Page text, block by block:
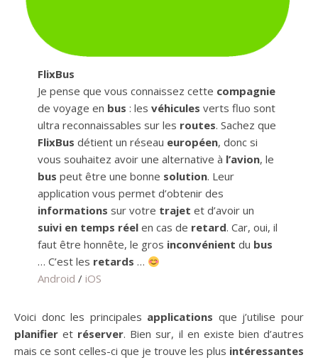
FlixBus
Je pense que vous connaissez cette compagnie
de voyage en bus : les véhicules verts fluo sont
ultra reconnaissables sur les routes. Sachez que
FlixBus détient un réseau européen, donc si
vous souhaitez avoir une alternative à l’avion, le
bus peut être une bonne solution. Leur
application vous permet d’obtenir des
informations sur votre trajet et d’avoir un
suivi en temps réel en cas de retard. Car, oui, il
faut être honnête, le gros inconvénient du bus
… C’est les retards …
Android / iOS
Voici donc les principales applications que j’utilise pour
planifieret réserver. Bien sur, il en existe bien d’autres
mais ce sont celles-ci que je trouve les plus intéressantes